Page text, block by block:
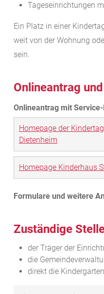
Tageseinrichtungen
Ein Platz in einer
weit von der Wohnung
sein.
Onlineantrag
Homepage der
Dietenheim
Homepage Kinderhaus
Zuständige
der Träger der
die
direkt die